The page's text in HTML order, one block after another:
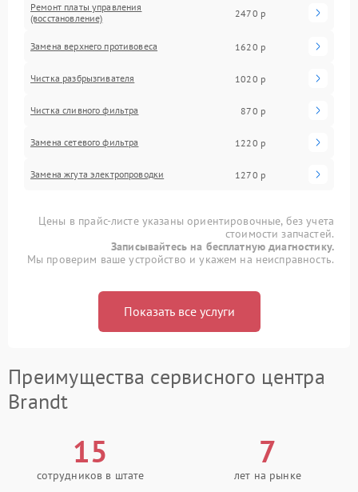
Ремонт платы управления
(восстановление)
2470 р
Замена верхнего противовеса 1620 р
Чистка разбрызгивателя 1020 р
Чистка сливного фильтра 870 р
Замена сетевого фильтра 1220 р
Замена жгута электропроводки 1270 р
Цены в прайс-листе указаны ориентировочные, без учета
стоимости запчастей.
Записывайтесь на бесплатную диагностику.
Мы проверим ваше устройство и укажем на неисправность.
Показать все услуги
Преимущества сервисного центра
Brandt
15
сотрудников в штате
7
лет на рынке